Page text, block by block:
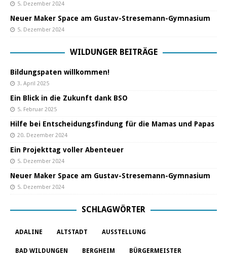
5. Dezember 2024
Neuer Maker Space am Gustav-Stresemann-Gymnasium
5. Dezember 2024
WILDUNGER BEITRÄGE
Bildungspaten willkommen!
3. April 2025
Ein Blick in die Zukunft dank BSO
5. Februar 2025
Hilfe bei Entscheidungsfindung für die Mamas und Papas
20. Dezember 2024
Ein Projekttag voller Abenteuer
5. Dezember 2024
Neuer Maker Space am Gustav-Stresemann-Gymnasium
5. Dezember 2024
SCHLAGWÖRTER
ADALINE ALTSTADT AUSSTELLUNG
BAD WILDUNGEN BERGHEIM BÜRGERMEISTER